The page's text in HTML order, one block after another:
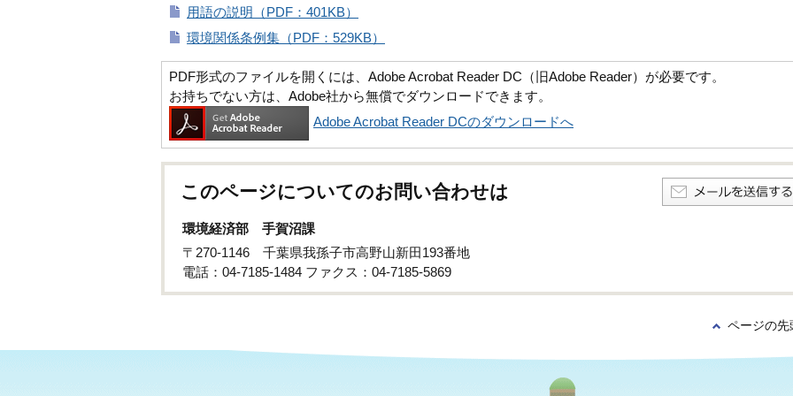
用語の説明（PDF：401KB）
環境関係条例集（PDF：529KB）
PDF形式のファイルを開くには、Adobe Acrobat Reader DC（旧Adobe Reader）が必要です。
お持ちでない方は、Adobe社から無償でダウンロードできます。
Adobe Acrobat Reader DCのダウンロードへ
このページについてのお問い合わせは
環境経済部 手賀沼課
〒270-1146 千葉県我孫子市高野山新田193番地
電話：04-7185-1484 ファクス：04-7185-5869
ページの先